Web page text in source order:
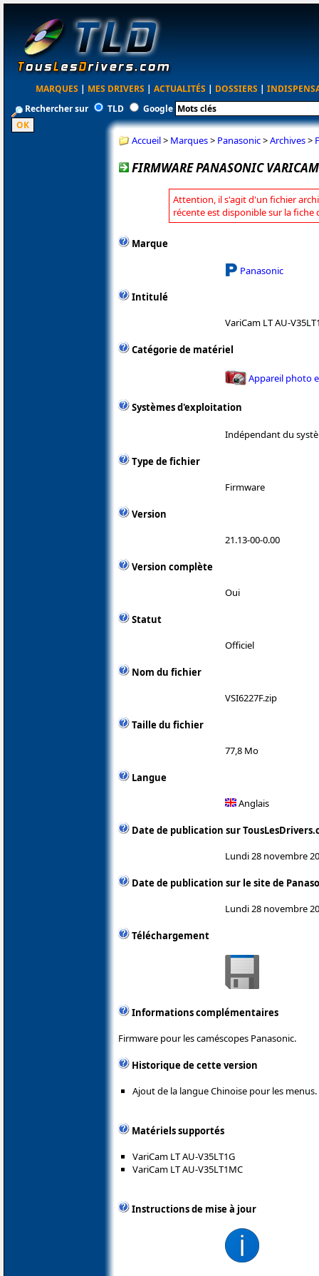
MARQUES | MES DRIVERS | ACTUALITÉS | DOSSIERS |
Rechercher sur
TLD Google
Accueil> Marques> Panasonic>Archives>
FIRMWARE PANASONIC
Attention, il s'agit d'un fichier
récente est disponible sur la fiche
Marque
Panasonic
Intitulé
VariCam LT AU-
Catégorie de matériel
Appareil photo
Systèmes d'exploitation
Indépendant du
Type de fichier
Firmware
Version
21.13-00-0.00
Version complète
Oui
Statut
Officiel
Nom du fichier
VSI6227F.zip
Taille du fichier
77,8 Mo
Langue
Anglais
Date de publication sur
Lundi 28 novembre
Date de publication sur le site de
Lundi 28 novembre
Téléchargement
Informations complémentaires
Firmware pour les caméscopes Panasonic.
Historique de cette version
Ajout de la langue Chinoise pour les menus.
Matériels supportés
VariCam LT AU-V35LT1G
VariCam LT AU-V35LT1MC
Instructions de mise à jour